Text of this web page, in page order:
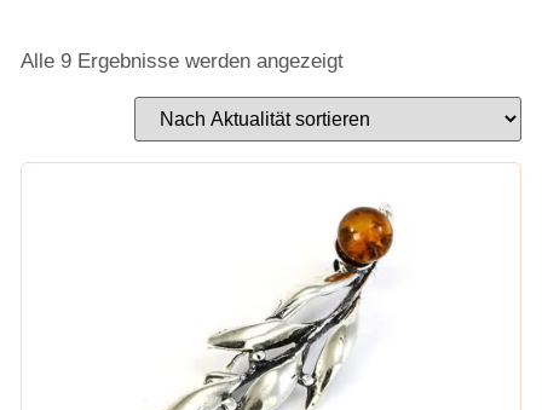
Alle 9 Ergebnisse werden angezeigt